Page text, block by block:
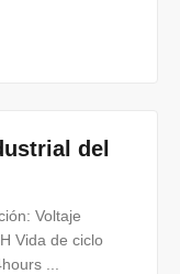
del
Voltaje
Vida de ciclo
...